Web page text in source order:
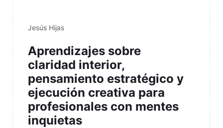
Jesús Hijas
Aprendizajes sobre
claridad interior,
pensamiento estratégico y
ejecución creativa para
profesionales con mentes
inquietas